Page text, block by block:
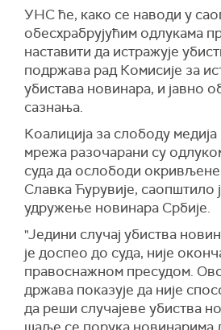
УНС ће, како се наводи у
обесхрабрујућим одлукама
наставити да истражује
подржава рад Комисије за
убистава новинара, и јавно
сазнања.
Коалиција за слободу медија
мрежа разочарани су
суда да ослободи
Славка Ћурувије, саопштило
удружење новинара Србије.
"Једини случај убиства
је доспео до суда, није
правоснажном пресудом.
држава показује да није
да реши случајеве убиства